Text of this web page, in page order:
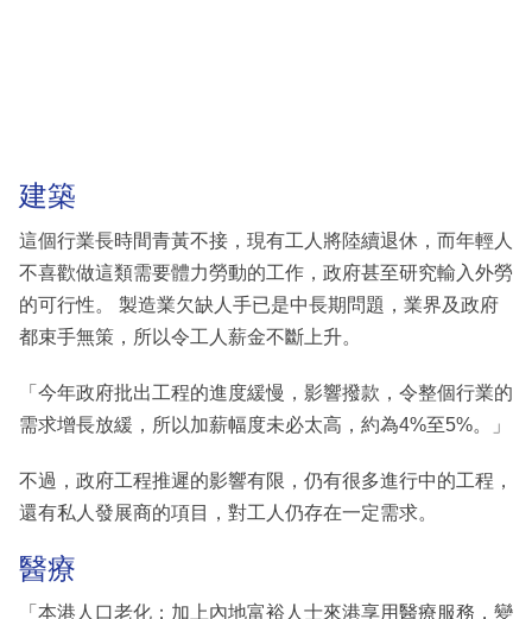
建築
這個行業長時間青黃不接，現有工人將陸續退休，而年輕人
不喜歡做這類需要體力勞動的工作，政府甚至研究輸入外勞
的可行性。 製造業欠缺人手已是中長期問題，業界及政府
都束手無策，所以令工人薪金不斷上升。
「今年政府批出工程的進度緩慢，影響撥款，令整個行業的
需求增長放緩，所以加薪幅度未必太高，約為4%至5%。」
不過，政府工程推遲的影響有限，仍有很多進行中的工程，
還有私人發展商的項目，對工人仍存在一定需求。
醫療
「本港人口老化；加上內地富裕人士來港享用醫療服務，變